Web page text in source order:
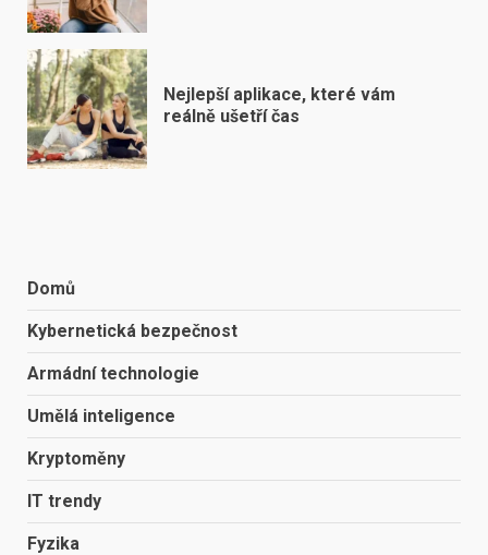
Nejlepší aplikace, které vám
reálně ušetří čas
Domů
Kybernetická bezpečnost
Armádní technologie
Umělá inteligence
Kryptoměny
IT trendy
Fyzika